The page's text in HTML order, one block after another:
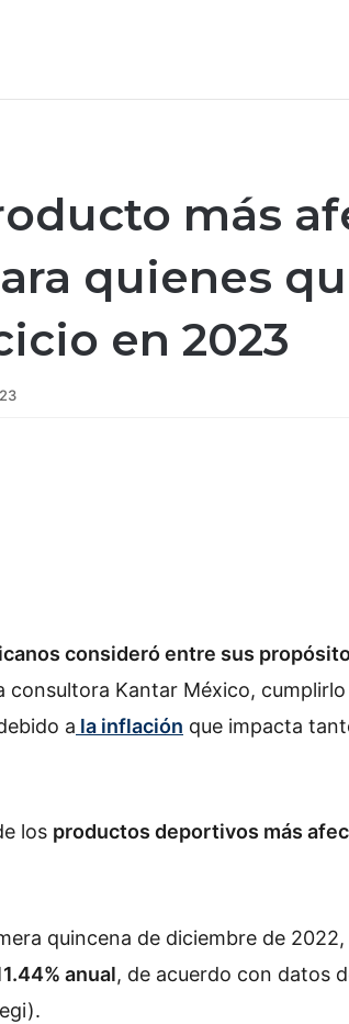
más
quienes
en 2023
consideró entre sus
consultora Kantar México,
a la inflación que impacta
los productos deportivos más
quincena de diciembre de
anual, de acuerdo con datos